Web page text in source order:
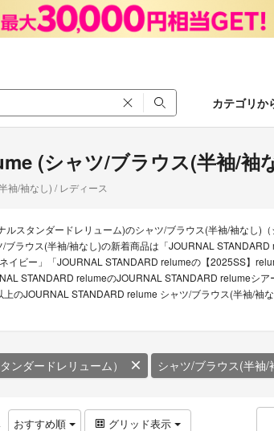
カテゴリか
(シャツ/ブラウス(半袖/袖
袖/袖なし) / レディース
スタンダードレリューム)のシャツ/ブラウス(半袖/袖なし)（
ラウス(半袖/袖なし)の新着商品は「JOURNAL
イビー」「JOURNAL STANDARD relumeの【2025SS】
STANDARD relumeのJOURNAL STANDARD relumeシア
のJOURNAL STANDARD relume シャツ/ブラウス(半袖/袖
ンダードレリューム） シャツ/ブラウス(半袖/
おすすめ順 グリッド表示